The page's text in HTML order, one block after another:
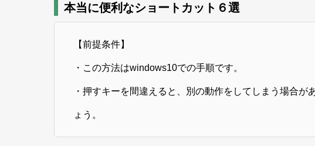
本当に便利なショートカット６選
【前提条件】
・この方法はwindows10での手順です。
・押すキーを間違えると、別の動作をしてしまう場合
ょう。